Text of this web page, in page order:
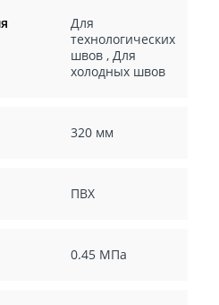
Для
технологических
швов, Для
холодных швов
320 мм
ПВХ
0.45 МПа